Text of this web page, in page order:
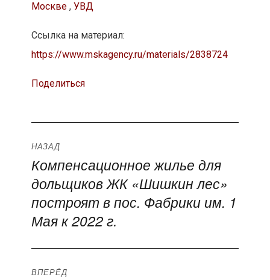
Москве, УВД
Ссылка на материал:
https://www.mskagency.ru/materials/2838724
Поделиться
Навигация
по
записям
НАЗАД
Предыдущая
запись:
Компенсационное жилье для
дольщиков ЖК «Шишкин лес»
построят в пос. Фабрики им. 1
Мая к 2022 г.
ВПЕРЁД